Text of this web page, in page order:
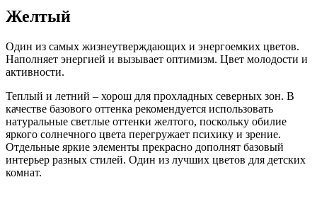
Желтый
Один из самых жизнеутверждающих и энергоемких цветов.
Наполняет энергией и вызывает оптимизм. Цвет молодости и
активности.
Теплый и летний – хорош для прохладных северных зон. В
качестве базового оттенка рекомендуется использовать
натуральные светлые оттенки желтого, поскольку обилие
яркого солнечного цвета перегружает психику и зрение.
Отдельные яркие элементы прекрасно дополнят базовый
интерьер разных стилей. Один из лучших цветов для детских
комнат.